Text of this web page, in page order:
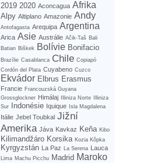
2019 2020 Aconcagua Afrika
Alpy Altiplano Amazonie Andy
Antofagasta Arequipa Argentina
Arica Asie Austrálie Ačik-Taš Bali
Batian Biškek Bolívie Bonifacio
Brazílie Casablanca Chile Copiapó
Cordón del Plata Cuyabeno Cuzco
Ekvádor Elbrus Erasmus
Francie Francouzská Guyana
Grossglockner Himálaj Illiniza Norte
Illiniza
Sur
Indonésie Iquique Isla Magdalena
Itálie Jebel Toubkal Jižní
Amerika Jáva Kavkaz Keňa Kibo
Kilimandžáro Korsika Kozia Kôpka
Kyrgyzstán La Paz La Serena Lauca
Lima Machu Picchu Madrid Maroko